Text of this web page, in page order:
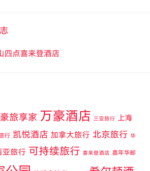
四点喜来登酒店
旅享家 万豪酒店 三亚旅行
上海
行 凯悦酒店 加拿大旅行 北京旅行 华
亚旅行 可持续旅行 喜来登酒店 嘉年华邮